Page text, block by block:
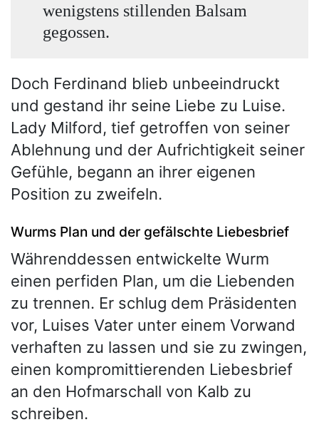
wenigstens stillenden Balsam
gegossen.
Doch Ferdinand blieb unbeeindruckt
und gestand ihr seine Liebe zu Luise.
Lady Milford, tief getroffen von seiner
Ablehnung und der Aufrichtigkeit seiner
Gefühle, begann an ihrer eigenen
Position zu zweifeln.
Wurms Plan und der gefälschte Liebesbrief
Währenddessen entwickelte Wurm
einen perfiden Plan, um die Liebenden
zu trennen. Er schlug dem Präsidenten
vor, Luises Vater unter einem Vorwand
verhaften zu lassen und sie zu zwingen,
einen kompromittierenden Liebesbrief
an den Hofmarschall von Kalb zu
schreiben.